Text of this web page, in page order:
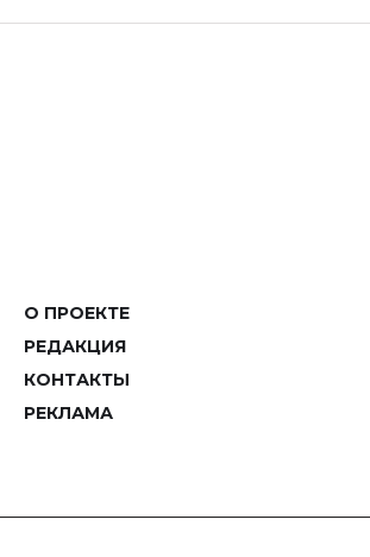
О ПРОЕКТЕ
РЕДАКЦИЯ
КОНТАКТЫ
РЕКЛАМА